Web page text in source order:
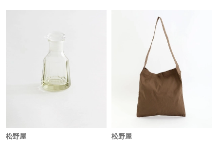
松野屋
松野屋